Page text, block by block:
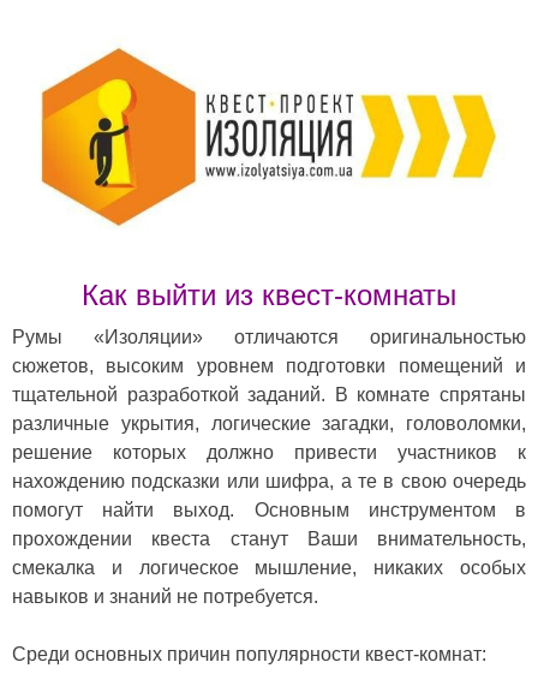
Как выйти из квест-комнаты
Румы «Изоляции» отличаются оригинальностью
сюжетов, высоким уровнем подготовки помещений и
тщательной разработкой заданий. В комнате спрятаны
различные укрытия, логические загадки, головоломки,
решение которых должно привести участников к
нахождению подсказки или шифра, а те в свою очередь
помогут найти выход. Основным инструментом в
прохождении квеста станут Ваши внимательность,
смекалка и логическое мышление, никаких особых
навыков и знаний не потребуется.
Среди основных причин популярности квест-комнат: